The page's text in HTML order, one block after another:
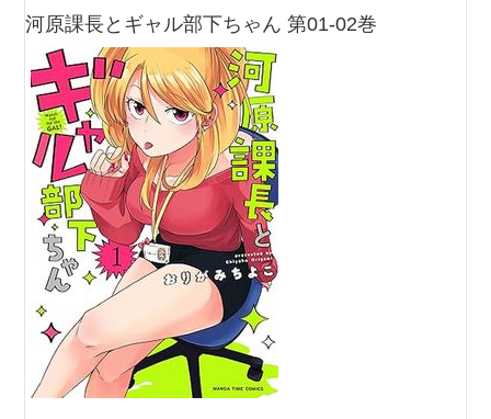
河原課長とギャル部下ちゃん 第01-02巻